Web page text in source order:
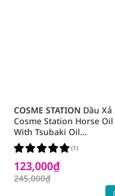
COSME STATION Dầu Xả
Cosme Station Horse Oil
With Tsubaki Oil
Conditioner Chiết Xuất Từ
Dầu Ngựa 600ml
123,000₫
245,000₫
(1)